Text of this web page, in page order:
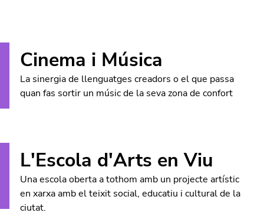
Cinema i Música
La sinergia de llenguatges creadors o el que passa
quan fas sortir un músic de la seva zona de confort
L'Escola d'Arts en Viu
Una escola oberta a tothom amb un projecte artístic
en xarxa amb el teixit social, educatiu i cultural de la
ciutat.